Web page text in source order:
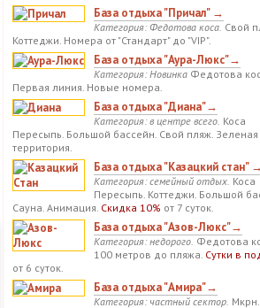
База отдыха "Причал" →
Категория: Федотова коса. Свой
Коттеджи. Номера от "Стандарт" до "VIP".
База отдыха "Аура-Люкс"→
Категория: НовинкаФедотова
Первая линия. Новые номера.
База отдыха "Диана"→
Категория: в центре всего. Коса
Пересыпь. Большой бассейн. Свой пляж. Зеленая
территория.
База отдыха "Казацкий стан" →
Категория: семейный отдых. Коса
Пересыпь. Коттеджи. Большой
Сауна. Анимация. Скидка 10% от 7 суток.
База отдыха "Азов-Люкс"→
Категория: недорого. Федотова
100 метров до пляжа. Сутки в
от 6 суток.
База отдыха "Амира"→
Категория: частный сектор. Мкрн.